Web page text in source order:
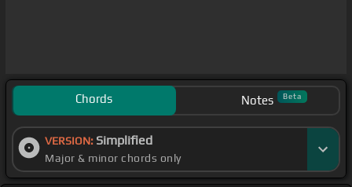
Chords Notes Beta
VERSION: Simplified
Major & minor chords only